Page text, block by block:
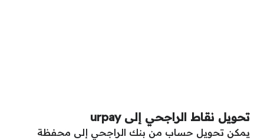
تحويل نقاط الراجحي إلى urpay
يمكن تحويل حساب من بنك الراجحي إلى محفظة